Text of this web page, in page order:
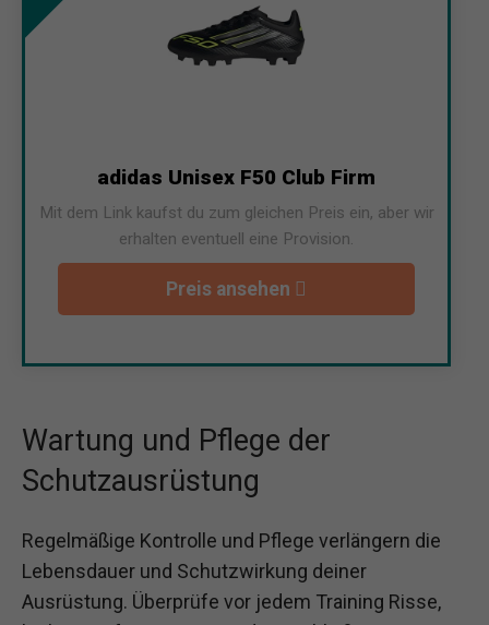
adidas Unisex F50 Club Firm
Mit dem Link kaufst du zum gleichen Preis ein, aber wir
erhalten eventuell eine Provision.
Preis ansehen
Wartung und Pflege der
Schutzausrüstung
Regelmäßige Kontrolle und Pflege verlängern die
Lebensdauer und Schutzwirkung deiner
Ausrüstung. Überprüfe vor jedem Training Risse,